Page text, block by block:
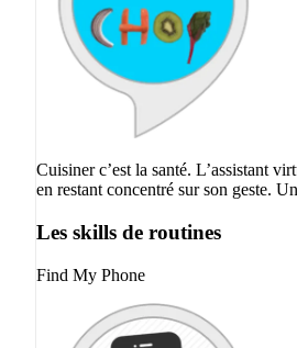
Cuisiner c’est la santé. L’assistant
en restant concentré sur son geste.
Les skills de routines
Find My Phone